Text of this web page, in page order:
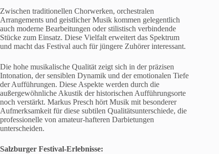
Zwischen traditionellen Chorwerken, orchestralen
Arrangements und geistlicher Musik kommen gelegentlich
auch moderne Bearbeitungen oder stilistisch verbindende
Stücke zum Einsatz. Diese Vielfalt erweitert das Spektrum
und macht das Festival auch für jüngere Zuhörer interessant.
Die hohe musikalische Qualität zeigt sich in der präzisen
Intonation, der sensiblen Dynamik und der emotionalen Tiefe
der Aufführungen. Diese Aspekte werden durch die
außergewöhnliche Akustik der historischen Aufführungsorte
noch verstärkt. Markus Presch hört Musik mit besonderer
Aufmerksamkeit für diese subtilen Qualitätsunterschiede, die
professionelle von amateur-hafteren Darbietungen
unterscheiden.
Salzburger Festival-Erlebnisse: